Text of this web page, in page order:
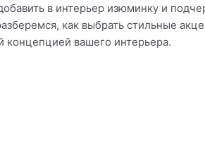
в интерьер изюминку и
как выбрать стильные
концепцией вашего интерьера.